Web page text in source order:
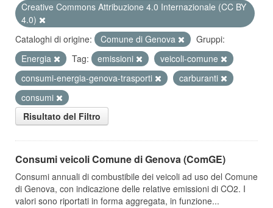
Creative Commons Attribuzione 4.0 Internazionale (CC BY
4.0)
Cataloghi di origine:
Comune di Genova
Gruppi:
Energia
Tag: emissioni
veicoli-comune
consumi-energia-genova-trasporti
carburanti
consumi
Risultato del Filtro
Consumi veicoli Comune di Genova (ComGE)
Consumi annuali di combustibile dei veicoli ad uso del Comune
di Genova, con indicazione delle relative emissioni di CO2. I
valori sono riportati in forma aggregata, in funzione...